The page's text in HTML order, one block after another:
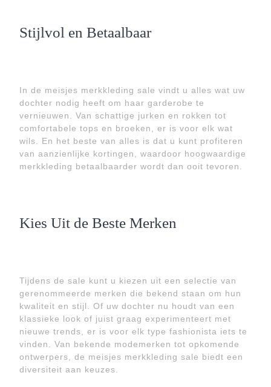
Stijlvol en Betaalbaar
In de meisjes merkkleding sale vindt u alles wat uw
dochter nodig heeft om haar garderobe te
vernieuwen. Van schattige jurken en rokken tot
comfortabele tops en broeken, er is voor elk wat
wils. En het beste van alles is dat u kunt profiteren
van aanzienlijke kortingen, waardoor hoogwaardige
merkkleding betaalbaarder wordt dan ooit tevoren.
Kies Uit de Beste Merken
Tijdens de sale kunt u kiezen uit een selectie van
gerenommeerde merken die bekend staan om hun
kwaliteit en stijl. Of uw dochter nu houdt van een
klassieke look of juist graag experimenteert met
nieuwe trends, er is voor elk type fashionista iets te
vinden. Van bekende modemerken tot opkomende
ontwerpers, de meisjes merkkleding sale biedt een
diversiteit aan keuzes.